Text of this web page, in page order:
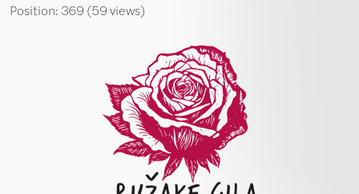
Position: 369 (59views)